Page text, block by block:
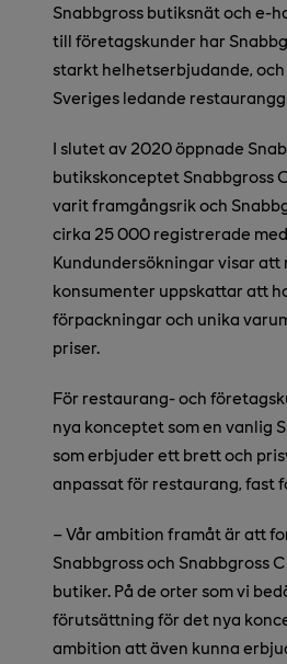
Snabbgross butiksnät och e-
till företagskunder har
starkt helhetserbjudande, och
Sveriges ledande
I slutet av 2020 öppnade
butikskonceptet Snabbgross
varit framgångsrik och
cirka 25 000 registrerade
Kundundersökningar visar att
konsumenter uppskattar att
förpackningar och unika
priser.
För restaurang- och
nya konceptet som en vanlig
som erbjuder ett brett och
anpassat för restaurang, fast
– Vår ambition framåt är att
Snabbgross och Snabbgross
butiker. På de orter som vi
förutsättning för det nya
ambition att även kunna